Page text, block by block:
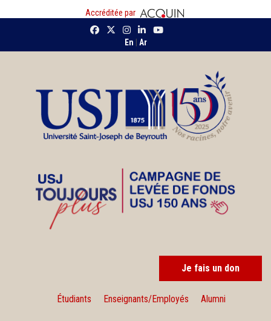
Accréditée par
En Ar
Je fais un don
Étudiants Enseignants/Employés Alumni